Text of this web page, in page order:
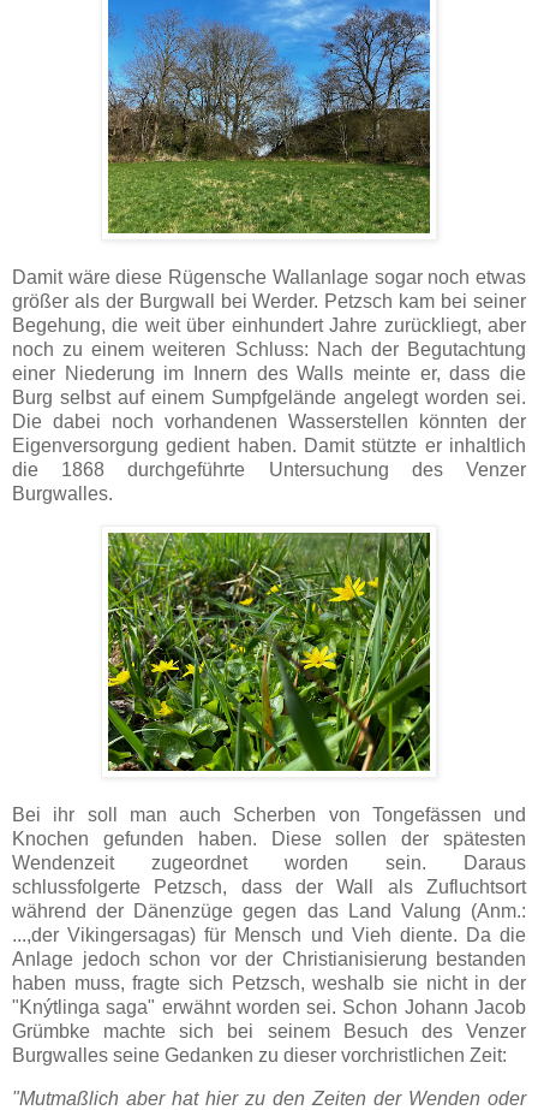
Damit wäre diese Rügensche Wallanlage sogar noch etwas
größer als der Burgwall bei Werder. Petzsch kam bei seiner
Begehung, die weit über einhundert Jahre zurückliegt, aber
noch zu einem weiteren Schluss: Nach der Begutachtung
einer Niederung im Innern des Walls meinte er, dass die
Burg selbst auf einem Sumpfgelände angelegt worden sei.
Die dabei noch vorhandenen Wasserstellen könnten der
Eigenversorgung gedient haben. Damit stützte er inhaltlich
die 1868 durchgeführte Untersuchung des Venzer
Burgwalles.
Bei ihr soll man auch Scherben von Tongefässen und
Knochen gefunden haben. Diese sollen der spätesten
Wendenzeit zugeordnet worden sein. Daraus
schlussfolgerte Petzsch, dass der Wall als Zufluchtsort
während der Dänenzüge gegen das Land Valung (Anm.:
...,der Vikingersagas) für Mensch und Vieh diente. Da die
Anlage jedoch schon vor der Christianisierung bestanden
haben muss, fragte sich Petzsch, weshalb sie nicht in der
"Knýtlinga saga" erwähnt worden sei. Schon Johann Jacob
Grümbke machte sich bei seinem Besuch des Venzer
Burgwalles seine Gedanken zu dieser vorchristlichen Zeit:
"Mutmaßlich aber hat hier zu den Zeiten der Wenden oder